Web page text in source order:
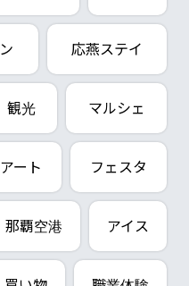
応燕ステイ
観光 マルシェ
アート フェスタ
那覇空港 アイス